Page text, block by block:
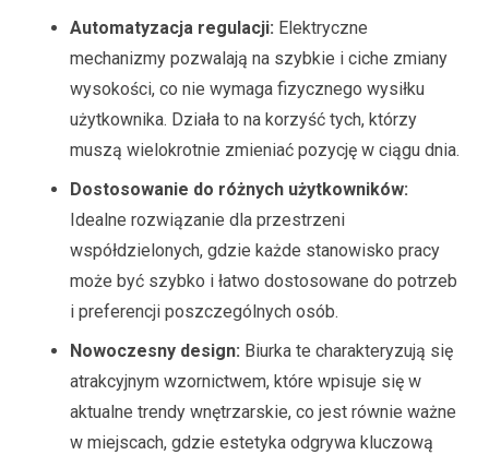
Automatyzacja regulacji: Elektryczne
mechanizmy pozwalają na szybkie i ciche zmiany
wysokości, co nie wymaga fizycznego wysiłku
użytkownika. Działa to na korzyść tych, którzy
muszą wielokrotnie zmieniać pozycję w ciągu dnia.
Dostosowanie do różnych użytkowników:
Idealne rozwiązanie dla przestrzeni
współdzielonych, gdzie każde stanowisko pracy
może być szybko i łatwo dostosowane do potrzeb
i preferencji poszczególnych osób.
Nowoczesny design: Biurka te charakteryzują się
atrakcyjnym wzornictwem, które wpisuje się w
aktualne trendy wnętrzarskie, co jest równie ważne
w miejscach, gdzie estetyka odgrywa kluczową